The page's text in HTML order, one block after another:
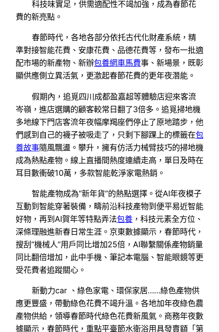
科技味實足，供需適配性不竭加強，成為春節花
費的新亮點。
春節時代，各地各部分依托古代化財產系統，精
準對接智能花費、安康花費、品德花費等，發布一批適
配市場的新產物、新辦包養網車馬費事、新場景，既彰
顯供應側立異活氣，更激起春節花費的更年夜潛能。
假期內，追覓四川成都盈嘉超等體驗店迎來客流
岑嶺，進店選購的顧客較常日翻了3倍多。追覓掃地機
多地線下門店客流年夜幅摩羯座們停止了原地踏步，他
們感到自己的襪子被吸走了，只剩下腳踝上的標籤在包
養故事隨風飄盪。攀升，擁有仿活力械臂技巧的掃地機
成為熱點產物。線上直播間熱度連續走高，單日及時在
耳目數衝破10萬，多款智能乾淨家電熱銷。
智能產物成為“新年貨”的熱點選擇。從AI年夜模子
互動到智能穿著裝備，疇前沿科技產物到便平易近智能
好物，再到AI賀年等特點弄法包養 ，科技元素全方位、
深條理融進新春日常生涯。京東數據顯示，春節時代，
搜刮“機械人”用戶同比增加25倍，AI聯繫關係產物銷量
同比翻倍增加，此中手機、筆記本電腦、智能眼鏡等更
受花費者追蹤關心。
新動力car 、綠色家電、環保家居……綠色產物供
應更豐盛，帶動綠色花費不竭升溫。各地加年夜綠色農
產物供給，領導春節時代綠色花費新風氣。商務年夜數
據顯示，春節時代，重點平臺節水衛浴用具發賣額「第